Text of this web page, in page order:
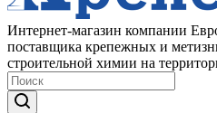
Интернет-магазин компании
поставщика крепежных и
строительной химии на